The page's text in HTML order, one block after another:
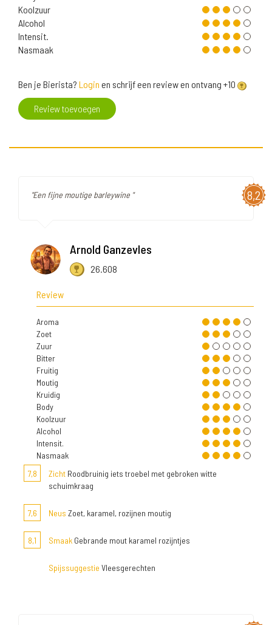
Koolzuur
Alcohol
Intensit.
Nasmaak
Ben je Bierista? Login en schrijf een review en ontvang +10
Review toevoegen
8,2
"Een fijne moutige barleywine "
Arnold Ganzevles
26.608
Review
Aroma
Zoet
Zuur
Bitter
Fruitig
Moutig
Kruidig
Body
Koolzuur
Alcohol
Intensit.
Nasmaak
7,8
Zicht Roodbruinig iets troebel met gebroken witte
schuimkraag
7,6 Neus Zoet, karamel, rozijnen moutig
8,1 Smaak Gebrande mout karamel rozijntjes
Spijssuggestie Vleesgerechten